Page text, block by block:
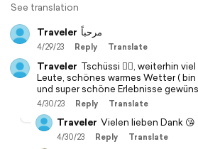
See translation
Traveler مرحباً
4/29/23 Reply Translate
Traveler Tschüssi 🙋‍♀️, weiterhin
Leute, schönes warmes Wetter (
und super schöne Erlebnisse
4/30/23 Reply Translate
Traveler Vielen lieben Dank 😘
4/30/23 Reply Translate